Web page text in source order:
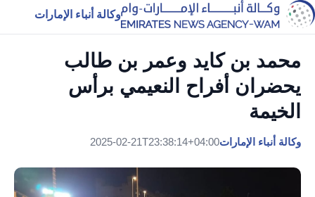
وكالة أنباء الإمارات
محمد بن كايد وعمر بن طالب
يحضران أفراح النعيمي برأس
الخيمة
وكالة أنباء الإمارات2025-02-21T23:38:14+04:00